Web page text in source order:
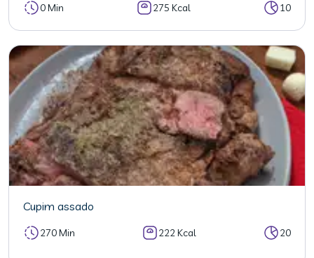
0 Min 275 Kcal 10
Cupim assado
270 Min 222 Kcal 20